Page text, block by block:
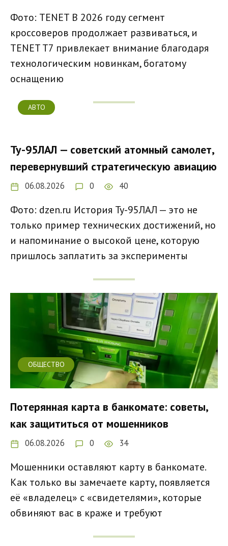
Фото: TENET В 2026 году сегмент
кроссоверов продолжает развиваться, и
TENET T7 привлекает внимание благодаря
технологическим новинкам, богатому
оснащению
АВТО
Ту-95ЛАЛ — советский атомный самолет,
перевернувший стратегическую авиацию
06.08.2026 0 40
Фото: dzen.ru История Ту-95ЛАЛ — это не
только пример технических достижений, но
и напоминание о высокой цене, которую
пришлось заплатить за эксперименты
ОБЩЕСТВО
Потерянная карта в банкомате: советы,
как защититься от мошенников
06.08.2026 0 34
Мошенники оставляют карту в банкомате.
Как только вы замечаете карту, появляется
её «владелец» с «свидетелями», которые
обвиняют вас в краже и требуют